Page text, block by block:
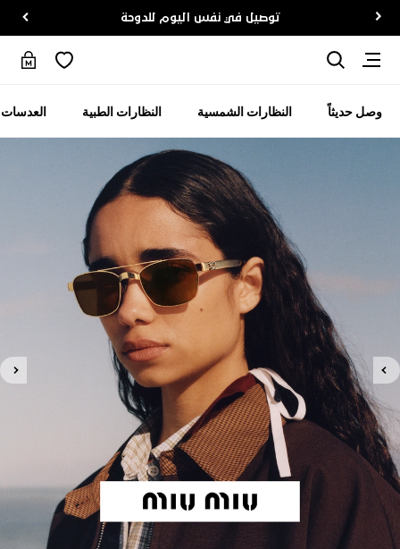
توصيل في نفس اليوم للدوحة
وصل حديثاً النظارات الشمسية النظارات الطبية